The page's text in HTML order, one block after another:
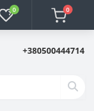
0 0
+380500444714